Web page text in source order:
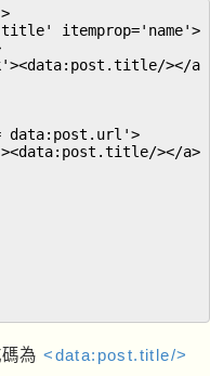
itemprop='name'>
></a
data:post.url'>
></a>
碼為<data:post.title/>